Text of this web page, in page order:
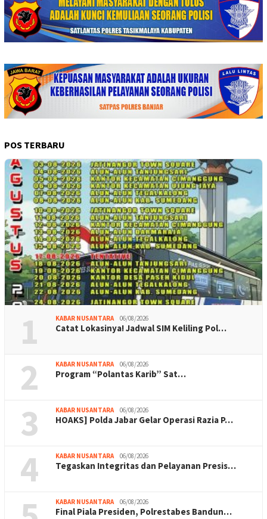
POS TERBARU
1 KABAR NUSANTARA 06/08/2026
Catat Lokasinya! Jadwal SIM Keliling Pol…
2 KABAR NUSANTARA 06/08/2026
Program “Polantas Karib” Sat…
3 KABAR NUSANTARA 06/08/2026
HOAKS] Polda Jabar Gelar Operasi Razia P…
4 KABAR NUSANTARA 06/08/2026
Tegaskan Integritas dan Pelayanan Presis…
KABAR NUSANTARA 06/08/2026
Final Piala Presiden, Polrestabes Bandun…